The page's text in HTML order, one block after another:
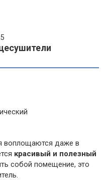
воплощаются даже в
красивый и полезный
собой помещение, это